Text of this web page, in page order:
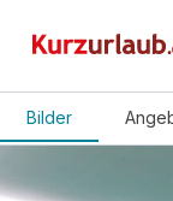
Bilder